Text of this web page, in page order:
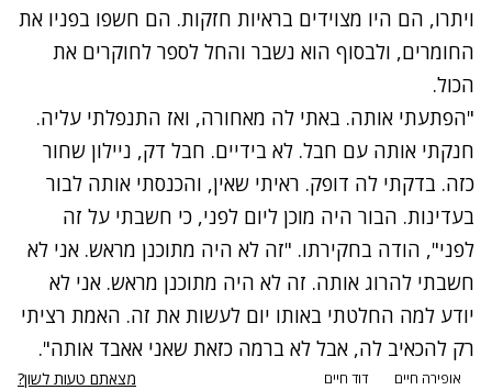
ויתרו, הם היו מצוידים בראיות חזקות. הם חשפו בפניו את
החומרים, ולבסוף הוא נשבר והחל לספר לחוקרים את
הכול.
"הפתעתי אותה. באתי לה מאחורה, ואז התנפלתי עליה.
חנקתי אותה עם חבל. לא בידיים. חבל דק, ניילון שחור
כזה. בדקתי לה דופק. ראיתי שאין, והכנסתי אותה לבור
בעדינות. הבור היה מוכן ליום לפני, כי חשבתי על זה
לפני", הודה בחקירתו. "זה לא היה מתוכנן מראש. אני לא
חשבתי להרוג אותה. זה לא היה מתוכנן מראש. אני לא
יודע למה החלטתי באותו יום לעשות את זה. האמת רציתי
רק להכאיב לה, אבל לא ברמה כזאת שאני אאבד אותה".
אופירה חיים דוד חיים מצאתם טעות לשון?